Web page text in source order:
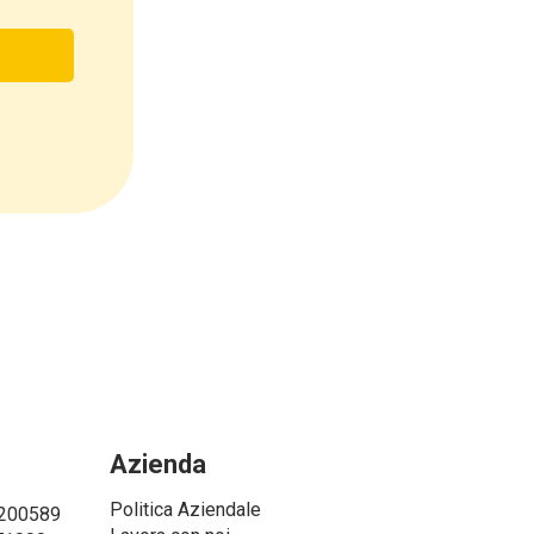
Azienda
Politica Aziendale